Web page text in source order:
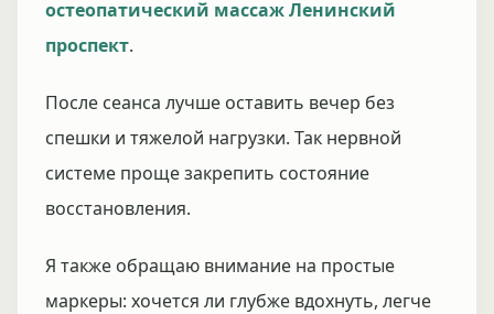
остеопатический массаж Ленинский
проспект.
После сеанса лучше оставить вечер без
спешки и тяжелой нагрузки. Так нервной
системе проще закрепить состояние
восстановления.
Я также обращаю внимание на простые
маркеры: хочется ли глубже вдохнуть, легче